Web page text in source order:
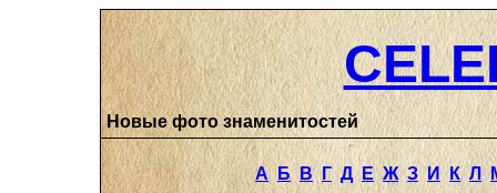
Новые фото знаменитостей
А Б В Г Д Е Ж З И К Л